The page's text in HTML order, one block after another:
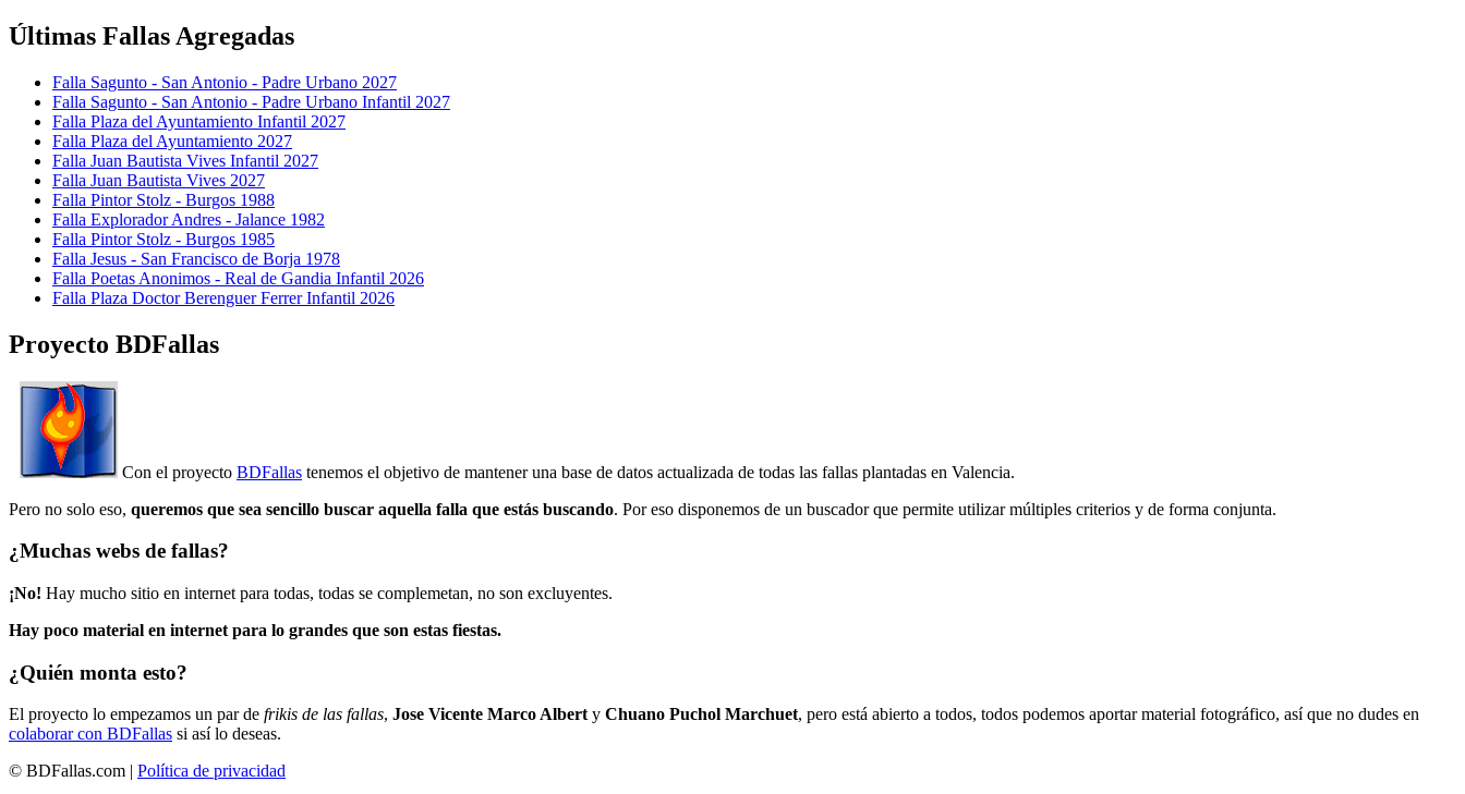
Últimas Fallas Agregadas
Falla Sagunto - San Antonio - Padre Urbano 2027
Falla Sagunto - San Antonio - Padre Urbano Infantil 2027
Falla Plaza del Ayuntamiento Infantil 2027
Falla Plaza del Ayuntamiento 2027
Falla Juan Bautista Vives Infantil 2027
Falla Juan Bautista Vives 2027
Falla Pintor Stolz - Burgos 1988
Falla Explorador Andres - Jalance 1982
Falla Pintor Stolz - Burgos 1985
Falla Jesus - San Francisco de Borja 1978
Falla Poetas Anonimos - Real de Gandia Infantil 2026
Falla Plaza Doctor Berenguer Ferrer Infantil 2026
Proyecto BDFallas
Con el proyecto BDFallas tenemos el objetivo de mantener una base de datos actualizada de todas las fallas plantadas en Valencia.
Pero no solo eso, queremos que sea sencillo buscar aquella falla que estás buscando. Por eso disponemos de un buscador que permite utilizar múltiples criterios y de forma conjunta.
¿Muchas webs de fallas?
¡No! Hay mucho sitio en internet para todas, todas se complemetan, no son excluyentes.
Hay poco material en internet para lo grandes que son estas fiestas.
¿Quién monta esto?
El proyecto lo empezamos un par de frikis de las fallas, Jose Vicente Marco Albert y Chuano Puchol Marchuet, pero está abierto a todos, todos podemos aportar material fotográfico, así que no dudes en
colaborar con BDFallas si así lo deseas.
© BDFallas.com | Política de privacidad